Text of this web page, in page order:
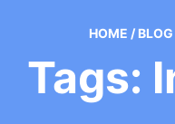
HOME / BLOG
Tags: